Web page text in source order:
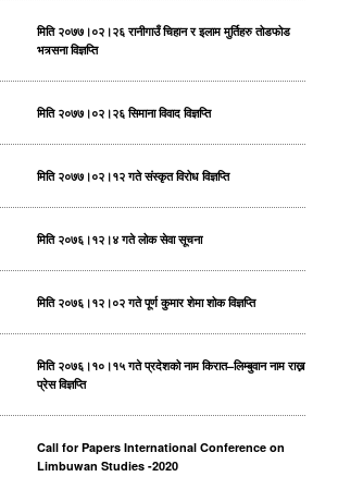
मिति २०७७।०२।२६ रानीगाउँ चिहान र इलाम मुर्तिहरु तोडफोड
भत्र्सना विज्ञप्ति
मिति २०७७।०२।२६ सिमाना विवाद विज्ञप्ति
मिति २०७७।०२।१२ गते संस्कृत विरोध विज्ञप्ति
मिति २०७६।१२।४ गते लोक सेवा सूचना
मिति २०७६।१२।०२ गते पूर्ण कुमार शेमा शोक विज्ञप्ति
मिति २०७६।१०।१५ गते प्रदेशको नाम किरात–लिम्बुवान नाम राख्न
प्रेस विज्ञप्ति
Call for Papers International Conference on
Limbuwan Studies -2020